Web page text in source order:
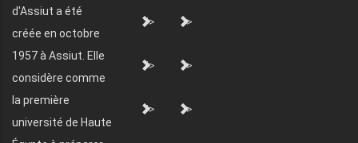
d'Assiut a été
créée en octobre
1957 à Assiut. Elle
considère comme
la première
université de Haute
"> ">
"> ">
"> ">